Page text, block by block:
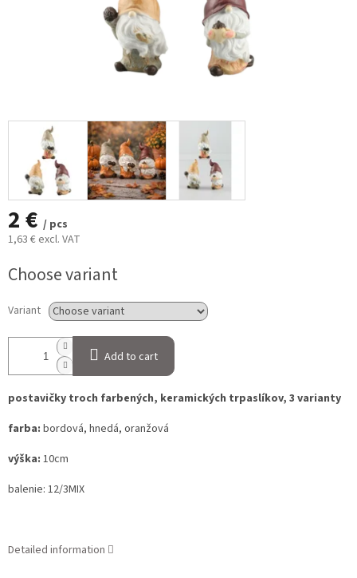
2 € / pcs
1,63 € excl. VAT
price:
Choose variant
Variant
Add to cart
postavičky troch farbených, keramických trpaslíkov, 3 varianty
farba: bordová, hnedá, oranžová
výška: 10cm
balenie: 12/3MIX
Detailed information